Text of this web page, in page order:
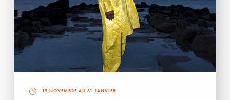
19 NOVEMBRE AU 31 JANVIER